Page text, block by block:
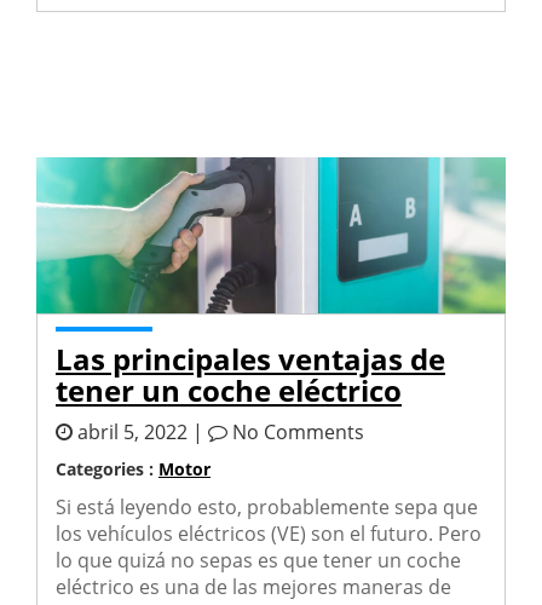
Las principales ventajas de
tener un coche eléctrico
abril 5, 2022 | No Comments
Categories : Motor
Si está leyendo esto, probablemente sepa que
los vehículos eléctricos (VE) son el futuro. Pero
lo que quizá no sepas es que tener un coche
eléctrico es una de las mejores maneras de